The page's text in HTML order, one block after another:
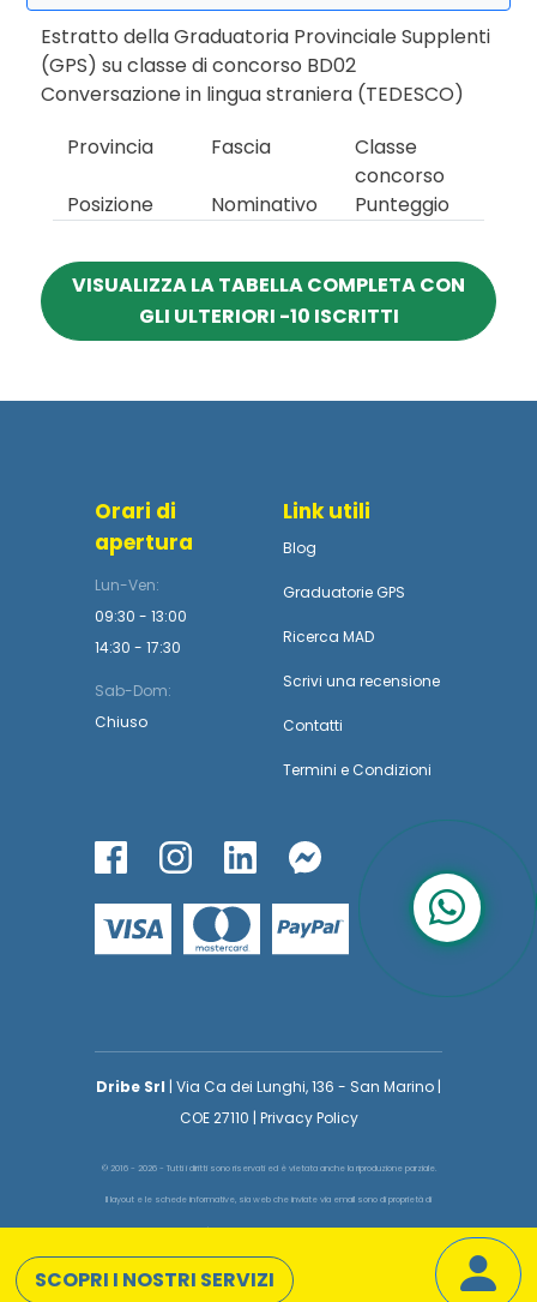
Estratto della Graduatoria Provinciale Supplenti
(GPS) su classe di concorso BD02
Conversazione in lingua straniera (TEDESCO)
Provincia
Fascia
Classe
concorso
Posizione
Nominativo Punteggio
VISUALIZZA LA TABELLA COMPLETA CON
GLI ULTERIORI -10 ISCRITTI
Orari di
apertura
Lun-Ven:
09:30 - 13:00
14:30 - 17:30
Sab-Dom:
Chiuso
Link utili
Blog
Graduatorie GPS
Ricerca MAD
Scrivi una recensione
Contatti
Termini e Condizioni
Dribe Srl | Via Ca dei Lunghi, 136 - San Marino |
COE 27110 | Privacy Policy
© 2016 - 2026 - Tutti i diritti sono riservati ed è vietata anche la riproduzione parziale.
Il layout e le schede informative, sia web che inviate via email sono di proprietà di
voglioinsegnare.it pertanto è fatto assoluto divieto replicare o copiare parte del layout
e dei contenuti
SCOPRI I NOSTRI SERVIZI